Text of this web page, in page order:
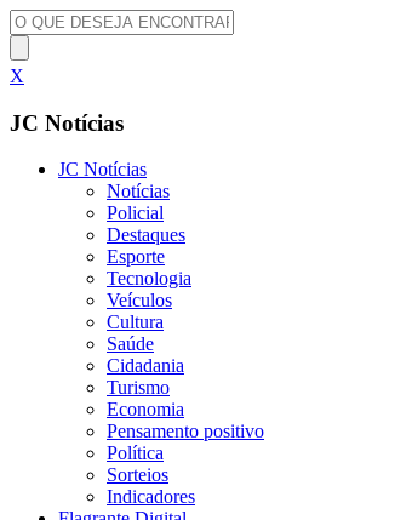
X
JC Notícias
JC Notícias
Notícias
Policial
Destaques
Esporte
Tecnologia
Veículos
Cultura
Saúde
Cidadania
Turismo
Economia
Pensamento positivo
Política
Sorteios
Indicadores